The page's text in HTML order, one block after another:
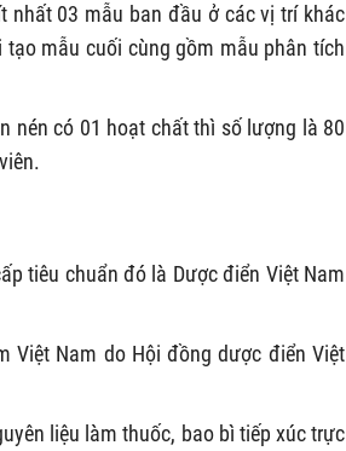
nhất 03 mẫu ban đầu ở các vị trí khác
mẫu cuối cùng gồm mẫu phân tích
nén có 01 hoạt chất thì số lượng là 80
tiêu chuẩn đó là Dược điển Việt Nam
Việt Nam do Hội đồng dược điển Việt
liệu làm thuốc, bao bì tiếp xúc trực